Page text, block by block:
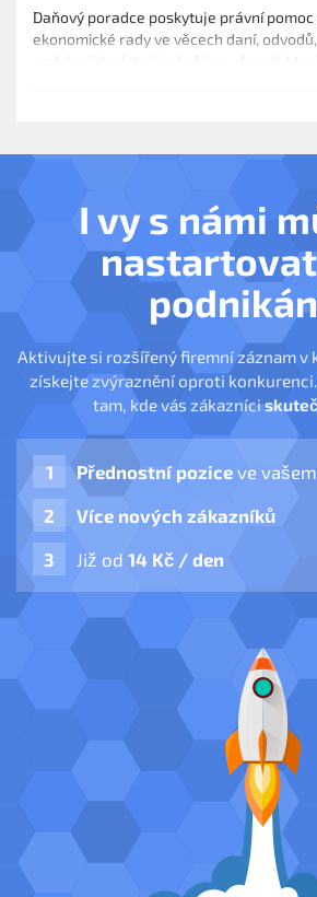
Daňový poradce poskytuje právní
ekonomické rady ve věcech daní,
I vy s námi
Aktivujte si rozšířený firemní záznam v
získejte zvýraznění oproti
tam, kde vás zákazníci
Přednostní pozice ve
Více nových zákazníků
Již od 14 Kč / den